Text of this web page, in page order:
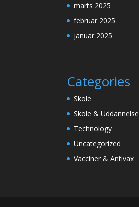
marts 2025
februar 2025
januar 2025
Categories
Skole
Skole & Uddannelse
Technology
Uncategorized
Vacciner & Antivax